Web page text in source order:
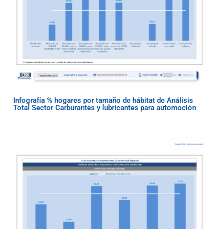
Infografía % hogares por tamaño de hábitat de Análisis
Total Sector Carburantes y lubricantes para automoción